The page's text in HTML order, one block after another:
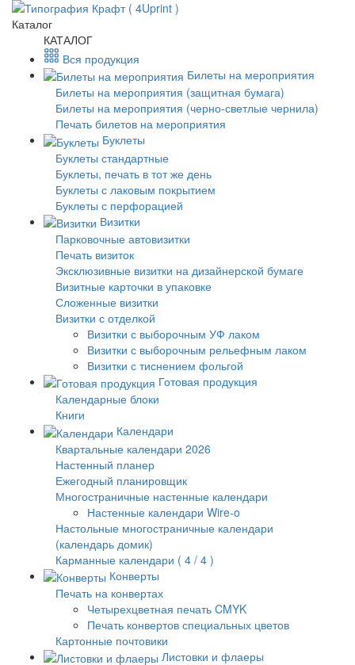
Каталог
КАТАЛОГ
Вся продукция
Билеты на мероприятия
Билеты на мероприятия (защитная бумага)
Билеты на мероприятия (черно-светлые чернила)
Печать билетов на мероприятия
Буклеты
Буклеты стандартные
Буклеты, печать в тот же день
Буклеты с лаковым покрытием
Буклеты с перфорацией
Визитки
Парковочные автовизитки
Печать визиток
Эксклюзивные визитки на дизайнерской бумаге
Визитные карточки в упаковке
Сложенные визитки
Визитки с отделкой
Визитки с выборочным УФ лаком
Визитки с выборочным рельефным лаком
Визитки с тиснением фольгой
Готовая продукция
Календарные блоки
Книги
Календари
Квартальные календари 2026
Настенный планер
Ежегодный планировщик
Многостраничные настенные календари
Настенные календари Wire-o
Настольные многостраничные календари
(календарь домик)
Карманные календари ( 4 / 4 )
Конверты
Печать на конвертах
Четырехцветная печать CMYK
Печать конвертов специальных цветов
Картонные почтовики
Листовки и флаеры